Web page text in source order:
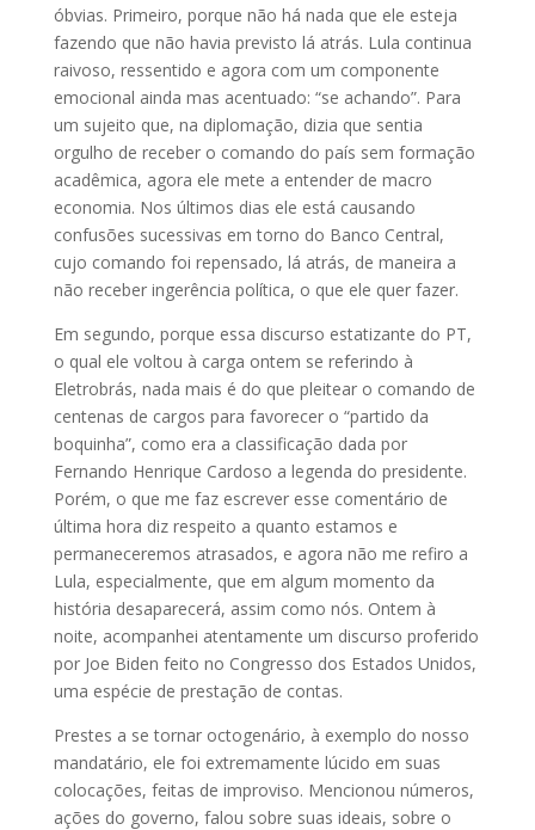
óbvias. Primeiro, porque não há nada que ele esteja
fazendo que não havia previsto lá atrás. Lula continua
raivoso, ressentido e agora com um componente
emocional ainda mas acentuado: “se achando”. Para
um sujeito que, na diplomação, dizia que sentia
orgulho de receber o comando do país sem formação
acadêmica, agora ele mete a entender de macro
economia. Nos últimos dias ele está causando
confusões sucessivas em torno do Banco Central,
cujo comando foi repensado, lá atrás, de maneira a
não receber ingerência política, o que ele quer fazer.
Em segundo, porque essa discurso estatizante do PT,
o qual ele voltou à carga ontem se referindo à
Eletrobrás, nada mais é do que pleitear o comando de
centenas de cargos para favorecer o “partido da
boquinha”, como era a classificação dada por
Fernando Henrique Cardoso a legenda do presidente.
Porém, o que me faz escrever esse comentário de
última hora diz respeito a quanto estamos e
permaneceremos atrasados, e agora não me refiro a
Lula, especialmente, que em algum momento da
história desaparecerá, assim como nós. Ontem à
noite, acompanhei atentamente um discurso proferido
por Joe Biden feito no Congresso dos Estados Unidos,
uma espécie de prestação de contas.
Prestes a se tornar octogenário, à exemplo do nosso
mandatário, ele foi extremamente lúcido em suas
colocações, feitas de improviso. Mencionou números,
ações do governo, falou sobre suas ideais, sobre o